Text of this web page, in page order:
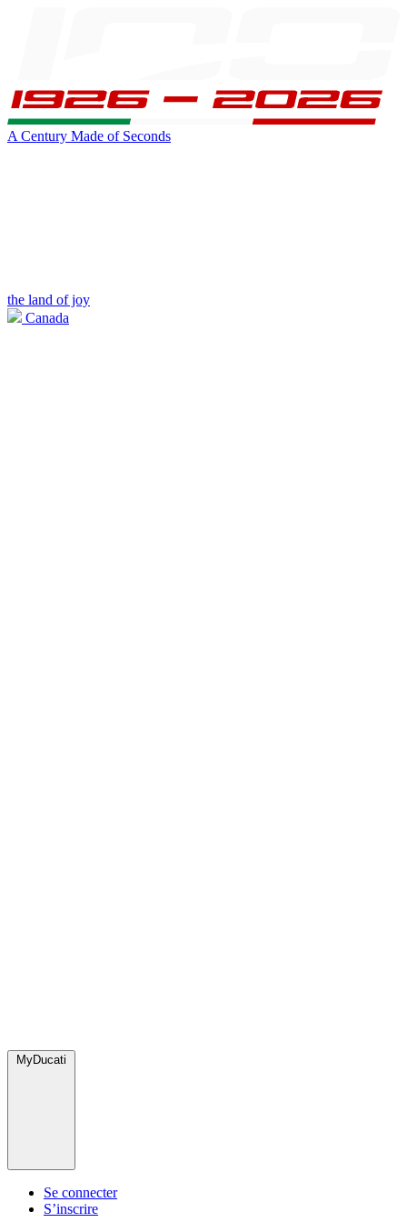
A Century Made of Seconds
the land of joy
Canada
MyDucati
Se connecter
S’inscrire